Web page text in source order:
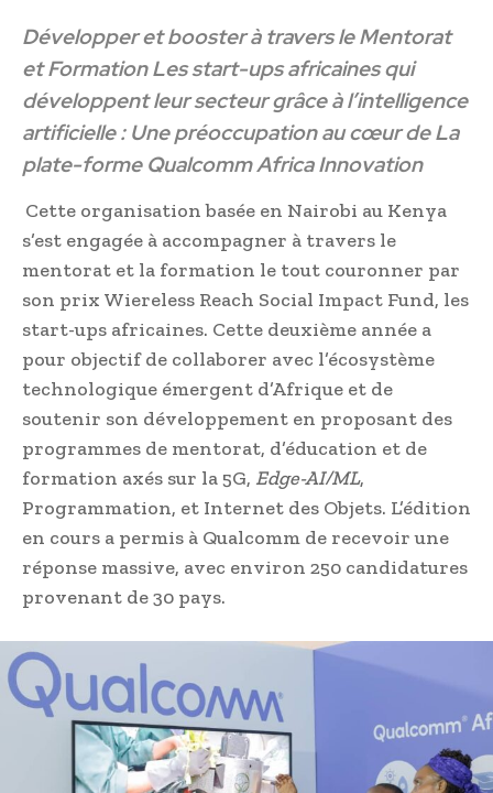
Développer et booster à travers le Mentorat
et Formation Les start-ups africaines qui
développent leur secteur grâce à l’intelligence
artificielle : Une préoccupation au cœur de La
plate-forme Qualcomm Africa Innovation
Cette organisation basée en Nairobi au Kenya
s’est engagée à accompagner à travers le
mentorat et la formation le tout couronner par
son prix Wiereless Reach Social Impact Fund, les
start-ups africaines. Cette deuxième année a
pour objectif de collaborer avec l’écosystème
technologique émergent d’Afrique et de
soutenir son développement en proposant des
programmes de mentorat, d’éducation et de
formation axés sur la 5G, Edge-AI/ML,
Programmation, et Internet des Objets. L’édition
en cours a permis à Qualcomm de recevoir une
réponse massive, avec environ 250 candidatures
provenant de 30 pays.